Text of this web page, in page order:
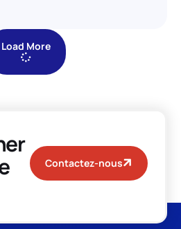
Load More
Contactez-nous